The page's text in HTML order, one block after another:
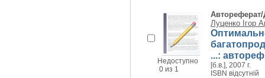
Недоступно
0 из 1
Автореферат/
Луценко Ігор
...:
[б.в.], 2007 г.
ISBN відсутній